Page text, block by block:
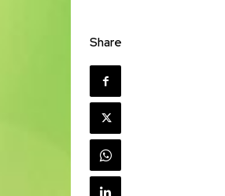
Share